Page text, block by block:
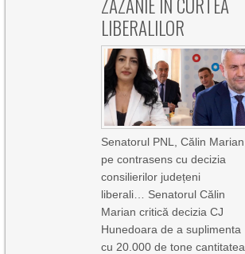
ZÂZANIE ÎN CURTEA
LIBERALILOR
Senatorul PNL, Călin Marian
pe contrasens cu decizia
consilierilor județeni
liberali… Senatorul Călin
Marian critică decizia CJ
Hunedoara de a suplimenta
cu 20.000 de tone cantitatea